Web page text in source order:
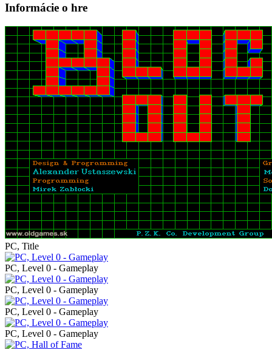
Informácie o hre
PC, Title
PC, Level 0 - Gameplay
PC, Level 0 - Gameplay
PC, Level 0 - Gameplay
PC, Level 0 - Gameplay